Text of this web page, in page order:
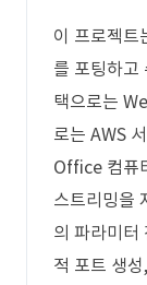
이 프로젝
를 포팅하고
택으로는
로는 AWS
Office 컴퓨
스트리밍을
의 파라미터
적 포트 생